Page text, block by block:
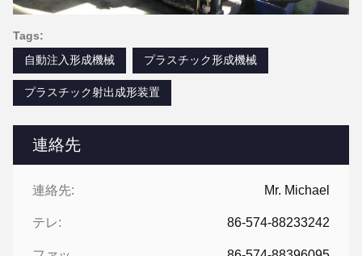
連絡先
連絡先: Mr. Michael
テレ: 86-574-88233242
Tags:
自動注入形成機械
プラスチック形成機械
プラスチック射出成形装置